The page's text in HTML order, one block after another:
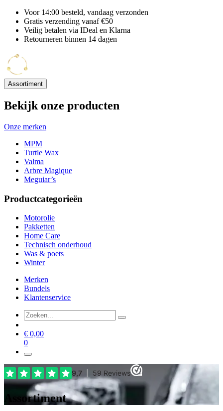
Voor 14:00 besteld, vandaag verzonden
Gratis verzending vanaf €50
Veilig betalen via IDeal en Klarna
Retourneren binnen 14 dagen
Assortiment
Bekijk onze producten
Onze merken
MPM
Turtle Wax
Valma
Arbre Magique
Meguiar’s
Productcategorieën
Motorolie
Pakketten
Home Care
Technisch onderhoud
Was & poets
Winter
Merken
Bundels
Klantenservice
€ 0,00
0
Assortiment